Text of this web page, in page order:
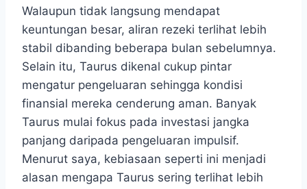
Walaupun tidak langsung mendapat
keuntungan besar, aliran rezeki terlihat lebih
stabil dibanding beberapa bulan sebelumnya.
Selain itu, Taurus dikenal cukup pintar
mengatur pengeluaran sehingga kondisi
finansial mereka cenderung aman. Banyak
Taurus mulai fokus pada investasi jangka
panjang daripada pengeluaran impulsif.
Menurut saya, kebiasaan seperti ini menjadi
alasan mengapa Taurus sering terlihat lebih